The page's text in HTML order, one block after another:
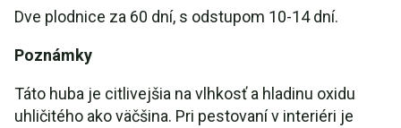
Dve plodnice za 60 dní, s odstupom 10-14 dní.
Poznámky
Táto huba je citlivejšia na vlhkosť a hladinu oxidu
uhličitého ako väčšina. Pri pestovaní v interiéri je